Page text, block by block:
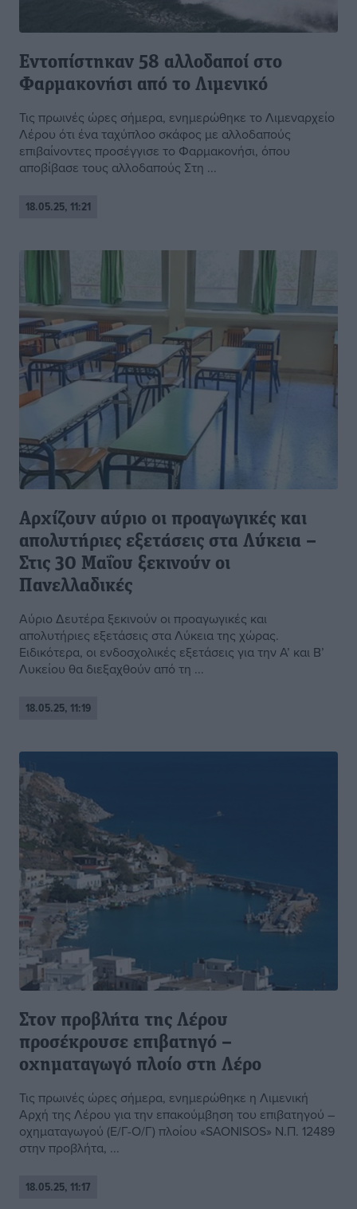
Εντοπίστηκαν 58 αλλοδαποί στο
Φαρμακονήσι από το Λιμενικό
Τις πρωινές ώρες σήμερα, ενημερώθηκε το Λιμεναρχείο
Λέρου ότι ένα ταχύπλοο σκάφος με αλλοδαπούς
επιβαίνοντες προσέγγισε το Φαρμακονήσι, όπου
αποβίβασε τους αλλοδαπούς Στη ...
18.05.25, 11:21
Αρχίζουν αύριο οι προαγωγικές και
απολυτήριες εξετάσεις στα Λύκεια –
Στις 30 Μαΐου ξεκινούν οι
Πανελλαδικές
Αύριο Δευτέρα ξεκινούν οι προαγωγικές και
απολυτήριες εξετάσεις στα Λύκεια της χώρας.
Ειδικότερα, οι ενδοσχολικές εξετάσεις για την Α’ και Β’
Λυκείου θα διεξαχθούν από τη ...
18.05.25, 11:19
Στον προβλήτα της Λέρου
προσέκρουσε επιβατηγό –
οχηματαγωγό πλοίο στη Λέρο
Τις πρωινές ώρες σήμερα, ενημερώθηκε η Λιμενική
Αρχή της Λέρου για την επακούμβηση του επιβατηγού –
οχηματαγωγού (Ε/Γ-Ο/Γ) πλοίου «SAONISOS» Ν.Π. 12489
στην προβλήτα, ...
18.05.25, 11:17